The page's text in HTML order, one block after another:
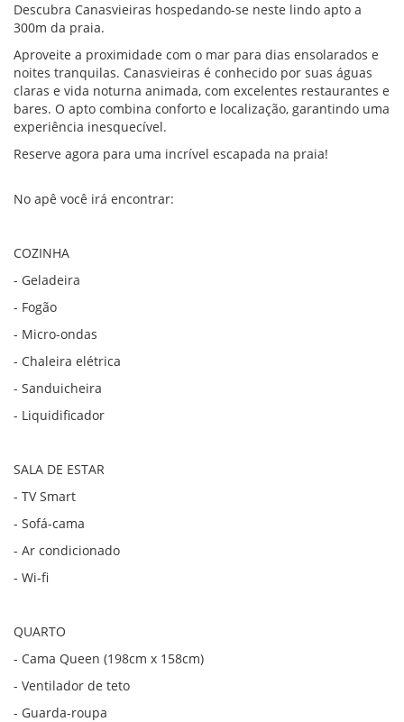
Descubra Canasvieiras hospedando-se neste lindo apto a
300m da praia.
Aproveite a proximidade com o mar para dias ensolarados e
noites tranquilas. Canasvieiras é conhecido por suas águas
claras e vida noturna animada, com excelentes restaurantes e
bares. O apto combina conforto e localização, garantindo uma
experiência inesquecível.
Reserve agora para uma incrível escapada na praia!
No apê você irá encontrar:
COZINHA
- Geladeira
- Fogão
- Micro-ondas
- Chaleira elétrica
- Sanduicheira
- Liquidificador
SALA DE ESTAR
- TV Smart
- Sofá-cama
- Ar condicionado
- Wi-fi
QUARTO
- Cama Queen (198cm x 158cm)
- Ventilador de teto
- Guarda-roupa